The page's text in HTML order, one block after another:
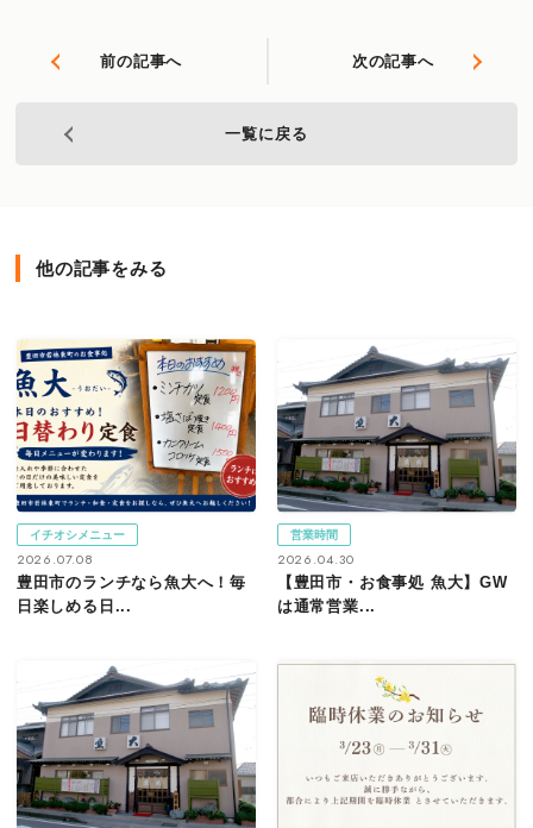
前の記事へ 次の記事へ
一覧に戻る
他の記事をみる
イチオシメニュー
2026.07.08
豊田市のランチなら魚大へ！毎
日楽しめる日...
営業時間
2026.04.30
【豊田市・お食事処 魚大】GW
は通常営業...